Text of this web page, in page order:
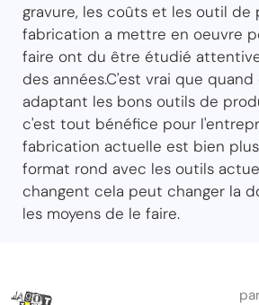
gravure, les coûts et les outil
fabrication a mettre en oeuvre
faire ont du être étudié
des années.C'est vrai que
adaptant les bons outils de
c'est tout bénéfice pour
fabrication actuelle est bien
format rond avec les outils
changent cela peut changer la
les moyens de le faire.